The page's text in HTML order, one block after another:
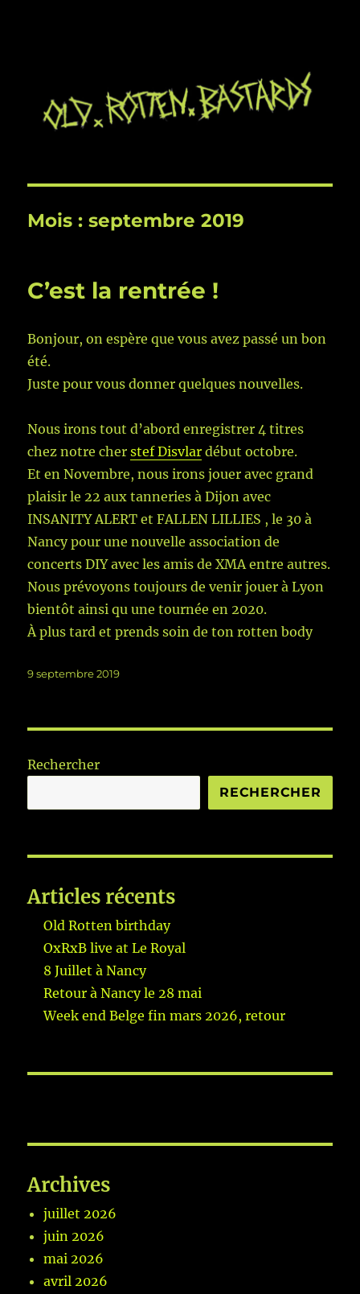
Mois :septembre 2019
C’est la rentrée !
Bonjour, on espère que vous avez passé un bon
été.
Juste pour vous donner quelques nouvelles.
Nous irons tout d’abord enregistrer 4 titres
chez notre cherstef Disvlar début octobre.
Et en Novembre, nous irons jouer avec grand
plaisir le 22 aux tanneries à Dijon avec
INSANITY ALERT et FALLEN LILLIES , le 30 à
Nancy pour une nouvelle association de
concerts DIY avec les amis de XMA entre autres.
Nous prévoyons toujours de venir jouer à Lyon
bientôt ainsi qu une tournée en 2020.
À plus tard et prends soin de ton rotten body
Publié
9 septembre 2019
Rechercher
RECHERCHER
Articles récents
Old Rotten birthday
OxRxB live at Le Royal
8 Juillet à Nancy
Retour à Nancy le 28 mai
Week end Belge fin mars 2026, retour
Archives
juillet 2026
juin 2026
mai 2026
avril 2026